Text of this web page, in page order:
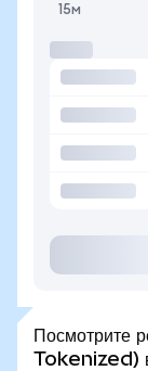
15м
Посмотрите
Tokenized)